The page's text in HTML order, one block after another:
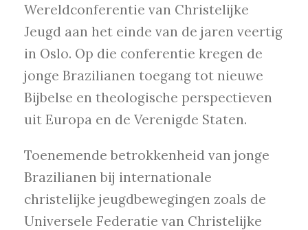
Wereldconferentie van Christelijke
Jeugd aan het einde van de jaren veertig
in Oslo. Op die conferentie kregen de
jonge Brazilianen toegang tot nieuwe
Bijbelse en theologische perspectieven
uit Europa en de Verenigde Staten.
Toenemende betrokkenheid van jonge
Brazilianen bij internationale
christelijke jeugdbewegingen zoals de
Universele Federatie van Christelijke